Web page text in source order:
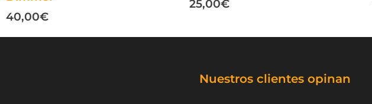
40,00€
25,00€
Nuestros clientes opinan